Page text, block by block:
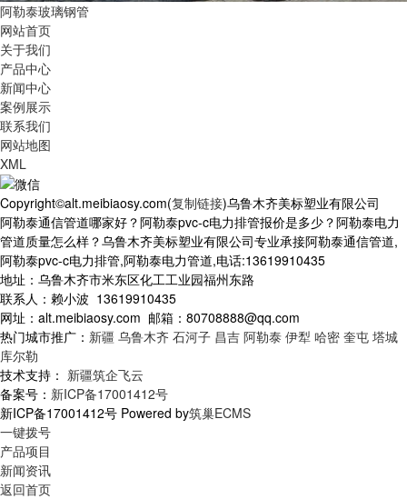
阿勒泰玻璃钢管
网站首页
关于我们
产品中心
新闻中心
案例展示
联系我们
网站地图
XML
Copyright©alt.meibiaosy.com(复制链接)乌鲁木齐美标塑业有限公司
阿勒泰通信管道哪家好？阿勒泰pvc-c电力排管报价是多少？阿勒泰电力
管道质量怎么样？乌鲁木齐美标塑业有限公司专业承接阿勒泰通信管道,
阿勒泰pvc-c电力排管,阿勒泰电力管道,电话:13619910435
地址：乌鲁木齐市米东区化工工业园福州东路
联系人：赖小波 13619910435
网址：alt.meibiaosy.com 邮箱：80708888@qq.com
热门城市推广： 新疆 乌鲁木齐 石河子 昌吉 阿勒泰 伊犁 哈密 奎屯 塔城
库尔勒
技术支持： 新疆筑企飞云
备案号： 新ICP备17001412号
新ICP备17001412号 Powered by筑巢ECMS
一键拨号
产品项目
新闻资讯
返回首页